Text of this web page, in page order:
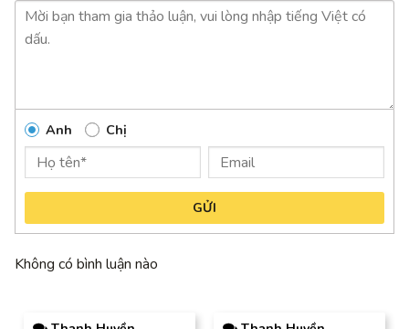
Anh Chị
GỬI
Không có bình luận nào